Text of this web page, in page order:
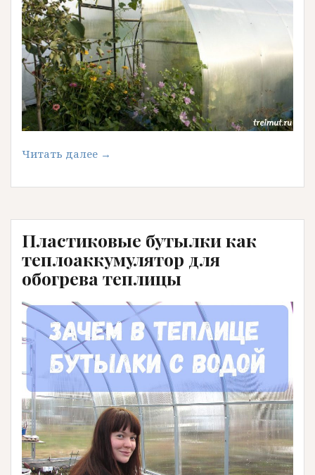
Читать далее «Чем
парник
теплицы»
→
Пластиковые бутылки как
теплоаккумулятор для
обогрева теплицы